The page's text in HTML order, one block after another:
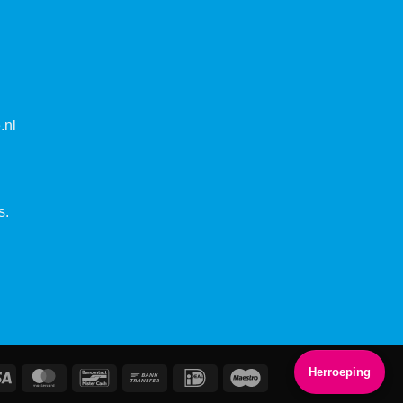
Herroeping
Visa MasterCardBancontactBank
IDeal Maestro